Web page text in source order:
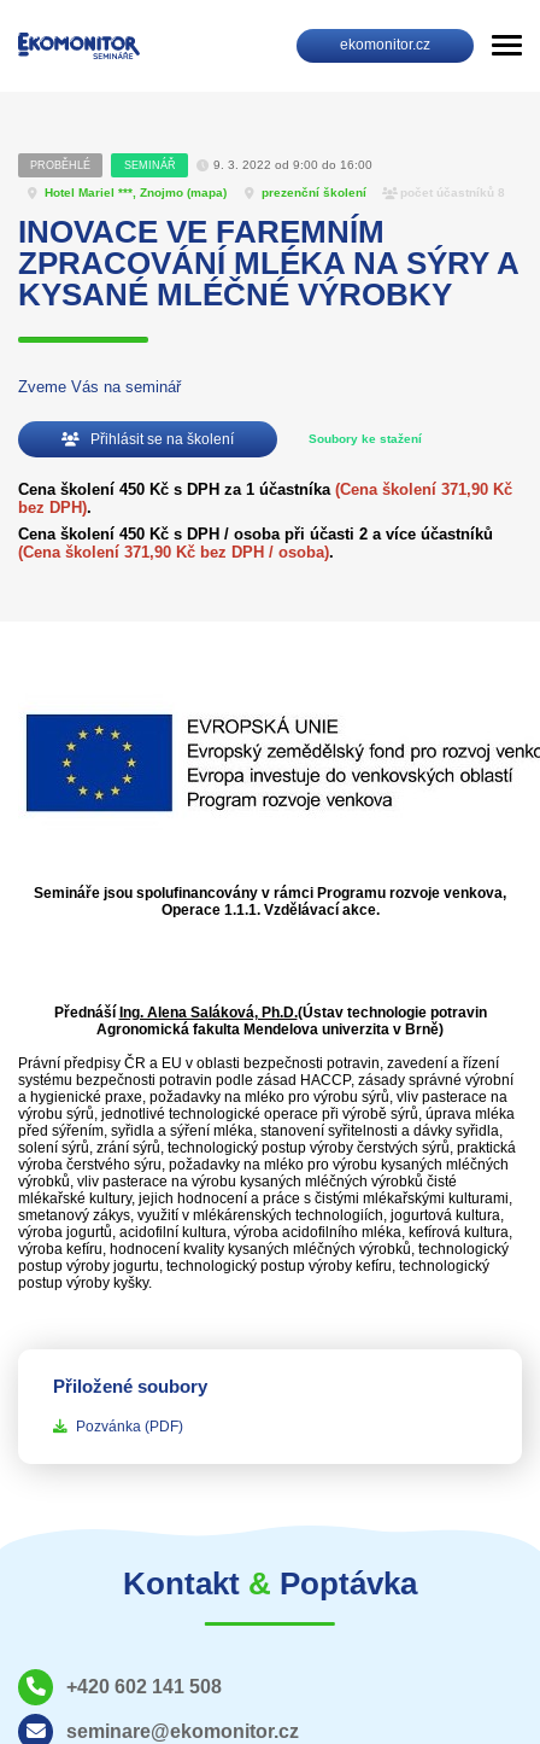
ekomonitor.cz
PROBĚHLÉ SEMINÁŘ 9. 3. 2022 od 9:00 do 16:00
Hotel Mariel ***, Znojmo (mapa) prezenční školení počet účastníků 8
INOVACE VE FAREMNÍM
ZPRACOVÁNÍ MLÉKA NA SÝRY A
KYSANÉ MLÉČNÉ VÝROBKY
Zveme Vás na seminář
Přihlásit se na školení Soubory ke stažení
Cena školení 450 Kč s DPH za 1 účastníka (Cena školení 371,90 Kč
bez DPH).
Cena školení 450 Kč s DPH / osoba při účasti 2 a více účastníků
(Cena školení 371,90 Kč bez DPH / osoba).
Semináře jsou spolufinancovány v rámci Programu rozvoje venkova,
Operace 1.1.1. Vzdělávací akce.
Přednáší Ing. Alena Saláková, Ph.D.(Ústav technologie potravin
Agronomická fakulta Mendelova univerzita v Brně)
Právní předpisy ČR a EU v oblasti bezpečnosti potravin, zavedení a řízení
systému bezpečnosti potravin podle zásad HACCP, zásady správné výrobní
a hygienické praxe, požadavky na mléko pro výrobu sýrů, vliv pasterace na
výrobu sýrů, jednotlivé technologické operace při výrobě sýrů, úprava mléka
před sýřením, syřidla a sýření mléka, stanovení syřitelnosti a dávky syřidla,
solení sýrů, zrání sýrů, technologický postup výroby čerstvých sýrů, praktická
výroba čerstvého sýru, požadavky na mléko pro výrobu kysaných mléčných
výrobků, vliv pasterace na výrobu kysaných mléčných výrobků čisté
mlékařské kultury, jejich hodnocení a práce s čistými mlékařskými kulturami,
smetanový zákys, využití v mlékárenských technologiích, jogurtová kultura,
výroba jogurtů, acidofilní kultura, výroba acidofilního mléka, kefírová kultura,
výroba kefíru, hodnocení kvality kysaných mléčných výrobků, technologický
postup výroby jogurtu, technologický postup výroby kefíru, technologický
postup výroby kyšky.
Přiložené soubory
Pozvánka(PDF)
Kontakt & Poptávka
+420 602 141 508
seminare@ekomonitor.cz